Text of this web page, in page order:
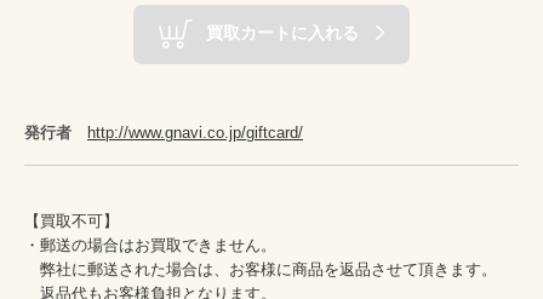
買取カートに入れる
発行者 http://www.gnavi.co.jp/giftcard/
【買取不可】
・郵送の場合はお買取できません。
弊社に郵送された場合は、お客様に商品を返品させて頂きます。
返品代もお客様負担となります。